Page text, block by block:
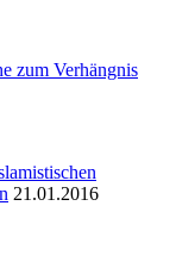
zum Verhängnis
21.01.2016